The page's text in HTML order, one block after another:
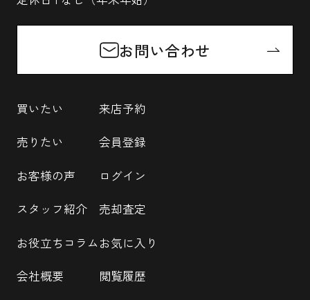
お問い合わせ
買いたい
売りたい
お客様の声
スタッフ紹介
お役立ちコラム
会社概要
来店予約
会員登録
ログイン
売却査定
お気に入り
閲覧履歴